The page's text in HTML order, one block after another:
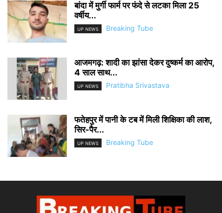
बांदा में मुर्गी फार्म पर फंदे से लटका मिला 25
वर्षीय...
UP NEWS Breaking Tube
आजमगढ़: शादी का झांसा देकर दुष्कर्म का आरोप,
4 साल साथ...
UP NEWS Pratibha Srivastava
फतेहपुर में पानी के टब में मिली शिक्षिका की लाश,
सिर-पैर...
UP NEWS Breaking Tube